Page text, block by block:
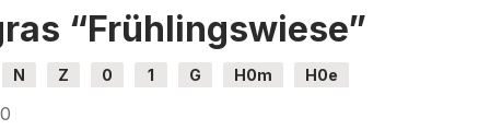
“Frühlingswiese”
N Z 0 1 G H0m H0e